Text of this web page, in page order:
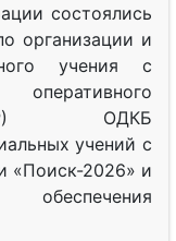
состоялись
организации и
учения с
ОДКБ
учений с
«Поиск-2026» и
обеспечения